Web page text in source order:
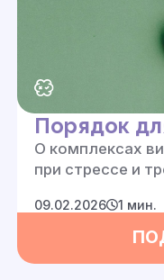
Порядок
О комплексах
при стрессе и
09.02.2026 1 мин.